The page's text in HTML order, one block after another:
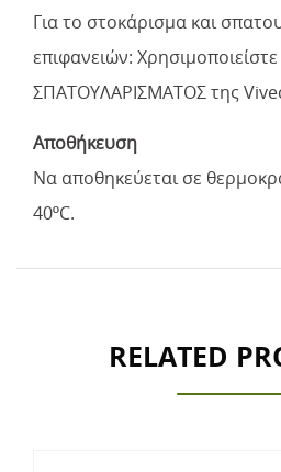
Για το στοκάρισμα και
επιφανειών:
ΣΠΑΤΟΥΛΑΡΙΣΜΑΤΟΣ της
Αποθήκευση
Να αποθηκεύεται σε
40ºC.
RELATED